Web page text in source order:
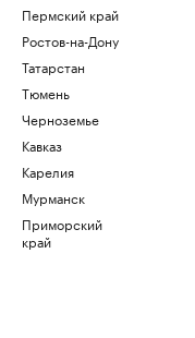
Пермский край
Ростов-на-Дону
Татарстан
Тюмень
Черноземье
Кавказ
Карелия
Мурманск
Приморский
край